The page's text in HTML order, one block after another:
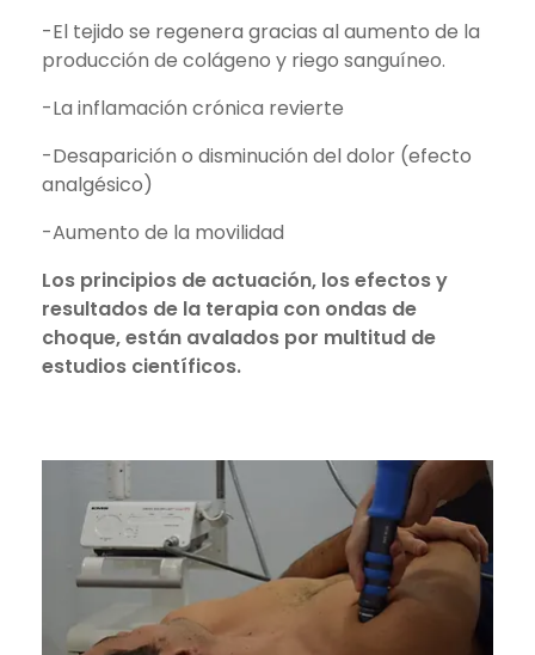
-El tejido se regenera gracias al aumento de la
producción de colágeno y riego sanguíneo.
-La inflamación crónica revierte
-Desaparición o disminución del dolor (efecto
analgésico)
-Aumento de la movilidad
Los principios de actuación, los efectos y
resultados de la terapia con ondas de
choque, están avalados por multitud de
estudios científicos.